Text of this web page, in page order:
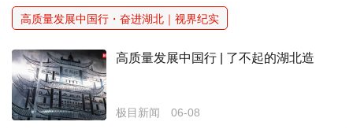
环球
极客圈
经济
高质量发展中国行・奋进湖北｜视界纪实
高质量发展中国行 | 了不起的湖北造
极目新闻 06-08